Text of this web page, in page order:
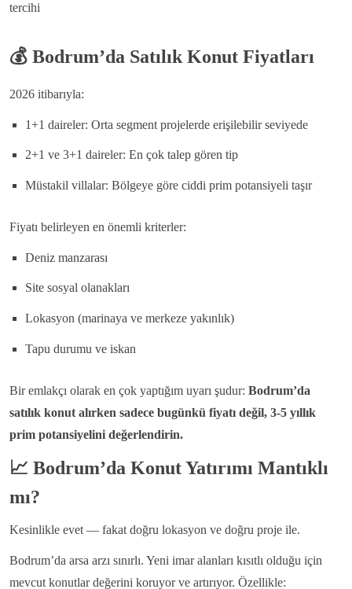
tercihi
💰 Bodrum’da Satılık Konut Fiyatları
2026 itibarıyla:
1+1 daireler: Orta segment projelerde erişilebilir seviyede
2+1 ve 3+1 daireler: En çok talep gören tip
Müstakil villalar: Bölgeye göre ciddi prim potansiyeli taşır
Fiyatı belirleyen en önemli kriterler:
Deniz manzarası
Site sosyal olanakları
Lokasyon (marinaya ve merkeze yakınlık)
Tapu durumu ve iskan
Bir emlakçı olarak en çok yaptığım uyarı şudur: Bodrum’da
satılık konut alırken sadece bugünkü fiyatı değil, 3-5 yıllık
prim potansiyelini değerlendirin.
📈 Bodrum’da Konut Yatırımı Mantıklı
mı?
Kesinlikle evet — fakat doğru lokasyon ve doğru proje ile.
Bodrum’da arsa arzı sınırlı. Yeni imar alanları kısıtlı olduğu için
mevcut konutlar değerini koruyor ve artırıyor. Özellikle: